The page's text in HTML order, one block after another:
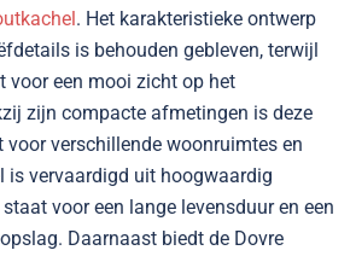
. Het karakteristieke ontwerp
is behouden gebleven, terwijl
voor een mooi zicht op het
zijn compacte afmetingen is deze
verschillende woonruimtes en
is vervaardigd uit hoogwaardig
voor een lange levensduur en een
Daarnaast biedt de Dovre